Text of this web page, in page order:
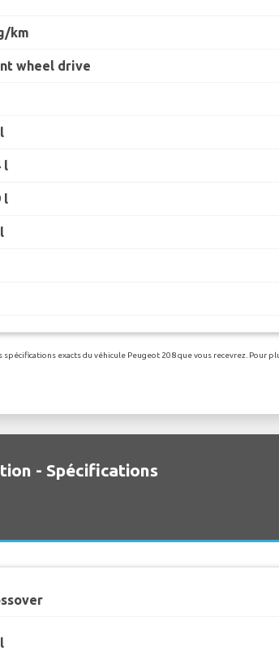
km
wheel drive
l
l
exacts du véhicule Peugeot 208 que vous recevrez. Pour
- Spécifications